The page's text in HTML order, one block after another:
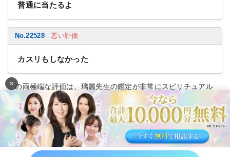
普通に当たるよ
No.22528 悪い評価
カスリもしなかった
この両極端な評価は、璃麗先生の鑑定が非常にスピリチュアル
で、相談者との相性（波長）に大きく左右される可能性を示唆し
ています。ハマる人には深く刺さるが、合わない人には全く響か
ない、まさに「賛否両論」を体現する先生と言えるでしょう。初
回特典で相性を試す価値は十分にあります。
×